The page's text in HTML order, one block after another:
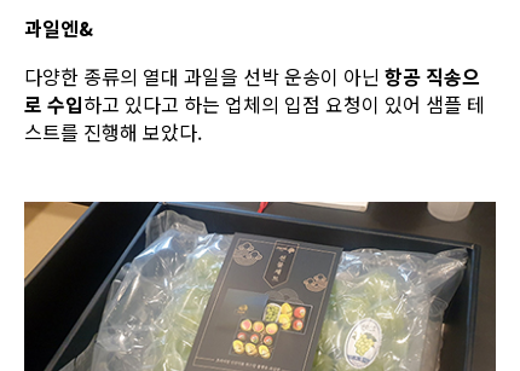
과일엔&
다양한 종류의 열대 과일을 선박 운송이 아닌 항공 직송으
로 수입하고 있다고 하는 업체의 입점 요청이 있어 샘플 테
스트를 진행해 보았다.